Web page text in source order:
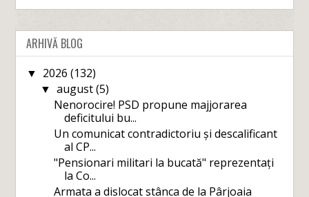
ARHIVĂ BLOG
▼ 2026(132)
▼ august(5)
Nenorocire! PSD propune majjorarea
deficitului bu...
Un comunicat contradictoriu și descalificant
al CP...
"Pensionari militari la bucată" reprezentați
la Co...
Armata a dislocat stânca de la Pârjoaia